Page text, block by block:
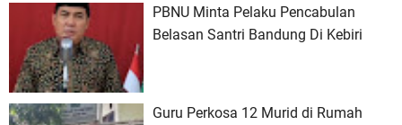
PBNU Minta Pelaku Pencabulan
Belasan Santri Bandung Di Kebiri
Guru Perkosa 12 Murid di Rumah